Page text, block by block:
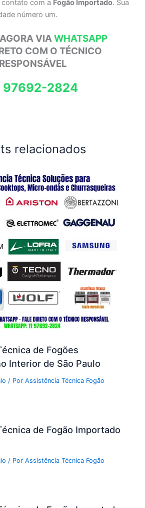
contato com a Fogão Importado. Sua
número um.
VIAWHATSAPP
COM O TÉCNICO
RESPONSÁVEL
97692-2824
relacionados
de Fogões
Interior de São Paulo
/ PorAssistência Técnica Fogão
de Fogão Importado
/ PorAssistência Técnica Fogão